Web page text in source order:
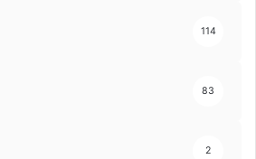
114
83
2